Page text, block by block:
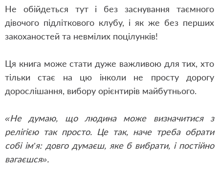
Не обійдеться тут і без заснування таємного
дівочого підліткового клубу, і як же без перших
закоханостей та невмілих поцілунків!
Ця книга може стати дуже важливою для тих, хто
тільки стає на цю інколи не просту дорогу
дорослішання, вибору орієнтирів майбутнього.
«Не думаю, що людина може визначитися з
релігією так просто. Це так, наче треба обрати
собі ім’я: довго думаєш, яке б вибрати, і постійно
вагаєшся».